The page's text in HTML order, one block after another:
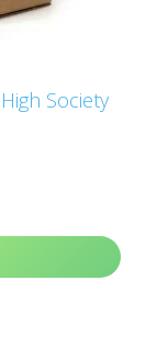
Society